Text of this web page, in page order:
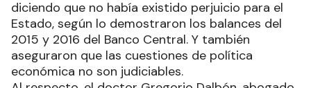
diciendo que no había existido perjuicio para el
Estado, según lo demostraron los balances del
2015 y 2016 del Banco Central. Y también
aseguraron que las cuestiones de política
económica no son judiciables.